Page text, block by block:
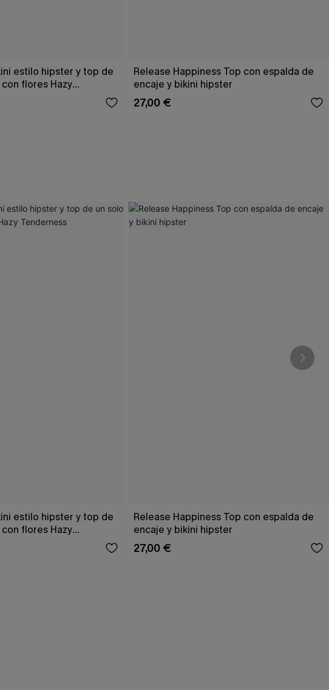
estilo hipster y top de
flores Hazy
Release Happiness Top con espalda de
encaje y bikini hipster
27,00 €
estilo hipster y top de
flores Hazy
Release Happiness Top con espalda de
encaje y bikini hipster
27,00 €